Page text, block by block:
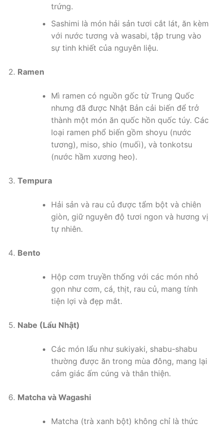
trứng.
Sashimi là món hải sản tươi cắt lát, ăn kèm
với nước tương và wasabi, tập trung vào
sự tinh khiết của nguyên liệu.
Ramen
Mì ramen có nguồn gốc từ Trung Quốc
nhưng đã được Nhật Bản cải biến để trở
thành một món ăn quốc hồn quốc túy. Các
loại ramen phổ biến gồm shoyu (nước
tương), miso, shio (muối), và tonkotsu
(nước hầm xương heo).
Tempura
Hải sản và rau củ được tẩm bột và chiên
giòn, giữ nguyên độ tươi ngon và hương vị
tự nhiên.
Bento
Hộp cơm truyền thống với các món nhỏ
gọn như cơm, cá, thịt, rau củ, mang tính
tiện lợi và đẹp mắt.
Nabe (Lẩu Nhật)
Các món lẩu như sukiyaki, shabu-shabu
thường được ăn trong mùa đông, mang lại
cảm giác ấm cúng và thân thiện.
Matcha và Wagashi
Matcha (trà xanh bột) không chỉ là thức